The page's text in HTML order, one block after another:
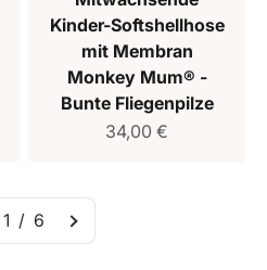
Kinder-Softshellhose
mit Membran
Monkey Mum® -
Bunte Fliegenpilze
Verkaufspreis
34,00 €
1 / 6